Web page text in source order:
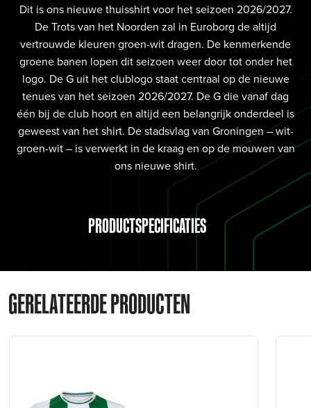
Dit is ons nieuwe thuisshirt voor het seizoen 2026/2027.
De Trots van het Noorden zal in Euroborg de altijd
vertrouwde kleuren groen-wit dragen. De kenmerkende
groene banen lopen dit seizoen weer door tot onder het
logo. De G uit het clublogo staat centraal op de nieuwe
tenues van het seizoen 2026/2027. De G die vanaf dag
één bij de club hoort en altijd een belangrijk onderdeel is
geweest van het shirt. De stadsvlag van Groningen – wit-
groen-wit – is verwerkt in de kraag en op de mouwen van
ons nieuwe shirt.
PRODUCTSPECIFICATIES
GERELATEERDE PRODUCTEN